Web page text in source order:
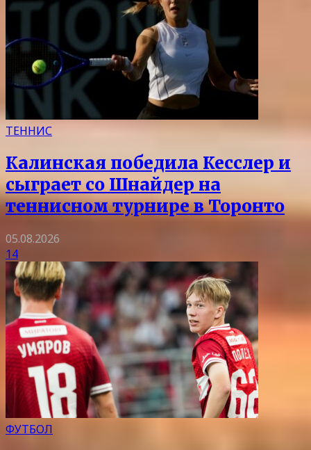
ТЕННИС
Калинская победила Кесслер и
сыграет со Шнайдер на
теннисном турнире в Торонто
05.08.2026
14
ФУТБОЛ